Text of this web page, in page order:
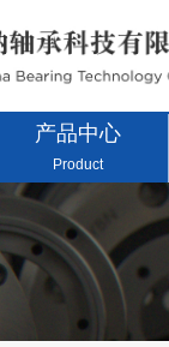
产品中心
Product